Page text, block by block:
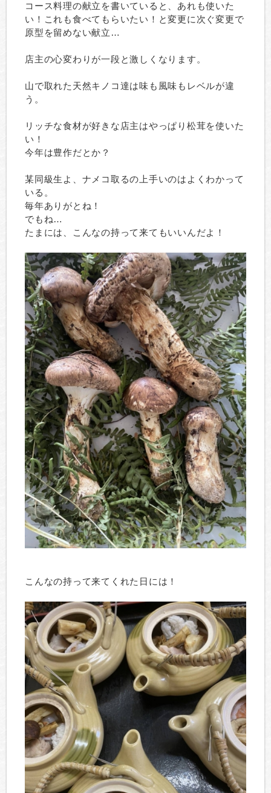
コース料理の献立を書いていると、あれも使いた
い！これも食べてもらいたい！と変更に次ぐ変更で
原型を留めない献立…
店主の心変わりが一段と激しくなります。
山で取れた天然キノコ達は味も風味もレベルが違
う。
リッチな食材が好きな店主はやっぱり松茸を使いた
い！
今年は豊作だとか？
某同級生よ、ナメコ取るの上手いのはよくわかって
いる。
毎年ありがとね！
でもね…
たまには、こんなの持って来てもいいんだよ！
こんなの持って来てくれた日には！